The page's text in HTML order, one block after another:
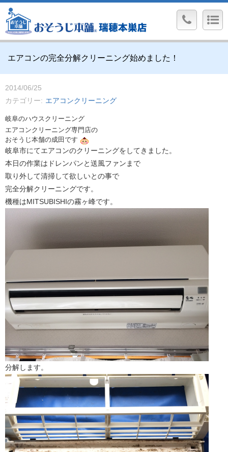
エアコンの完全分解クリーニング始めました！
2014/06/25
カテゴリー
エアコンクリーニング
岐阜のハウスクリーニング
エアコンクリーニング専門店の
おそうじ本舗の成田です
岐阜市にてエアコンのクリーニングをしてきました。
本日の作業はドレンパンと送風ファンまで
取り外して清掃して欲しいとの事で
完全分解クリーニングです。
機種はMITSUBISHIの霧ヶ峰です。
分解します。